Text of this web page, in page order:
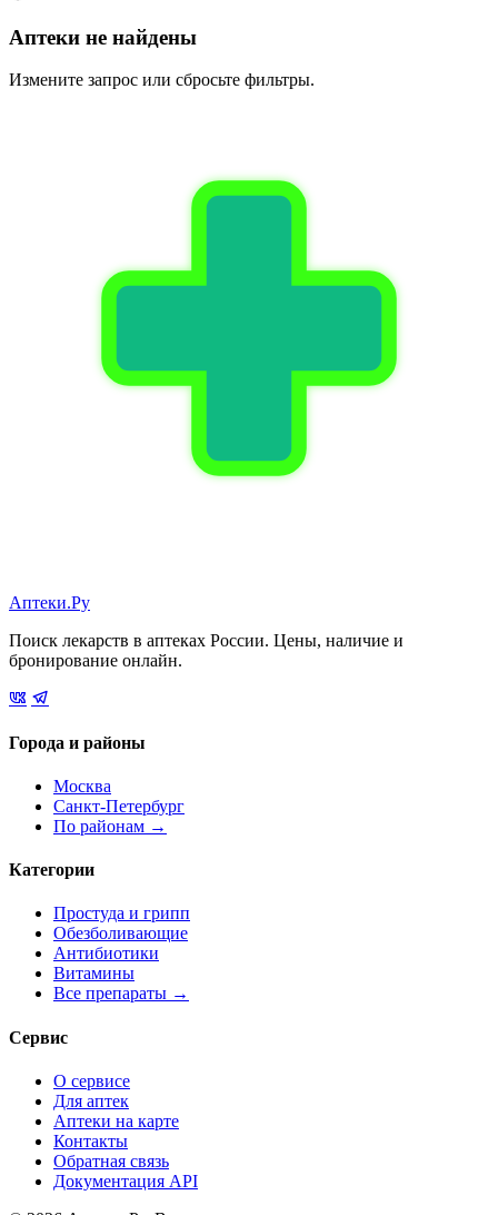
Аптеки не найдены
Измените запрос или сбросьте фильтры.
Аптеки.Ру
Поиск лекарств в аптеках России. Цены, наличие и
бронирование онлайн.
Города и районы
Москва
Санкт-Петербург
По районам →
Категории
Простуда и грипп
Обезболивающие
Антибиотики
Витамины
Все препараты →
Сервис
О сервисе
Для аптек
Аптеки на карте
Контакты
Обратная связь
Документация API